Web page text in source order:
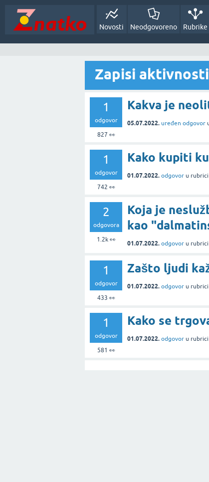
Novosti Neodgovoreno Rubrike
Zapisi
1
odgovor
827 👀
Kakva je
05.07.2022. uređen odgovor
1
odgovor
742 👀
Kako kupiti
01.07.2022. odgovor u rubrici
2
odgovora
1.2k👀
Koja je
kao
01.07.2022. odgovor u rubrici
1
odgovor
433 👀
Zašto ljudi
01.07.2022. odgovor u rubrici
1
odgovor
581 👀
Kako se
01.07.2022. odgovor u rubrici